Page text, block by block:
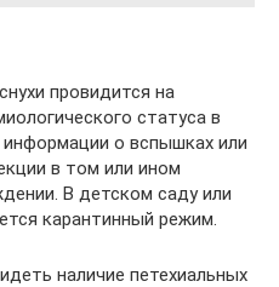
провидится на
статуса в
информации о вспышках или
в том или ином
В детском саду или
карантинный режим.
наличие петехиальных